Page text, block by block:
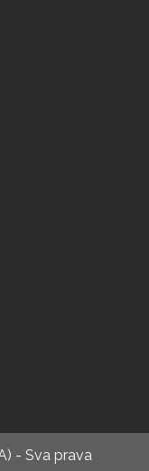
- Sva prava